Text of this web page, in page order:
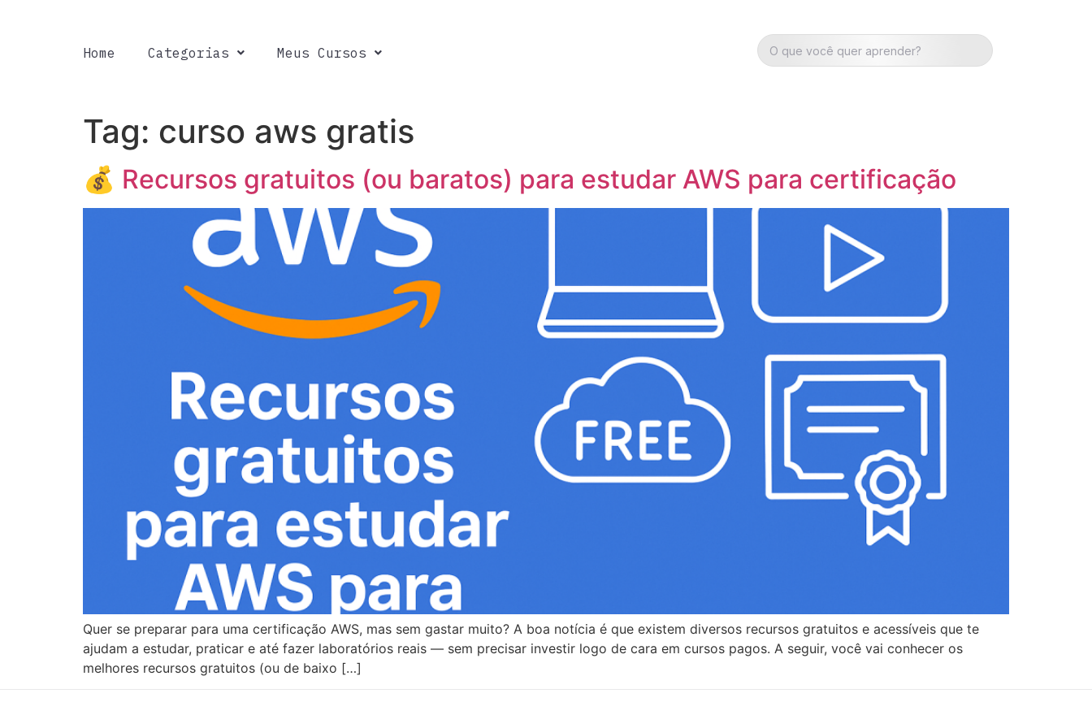
Home Categorias Meus Cursos
Tag: curso aws gratis
💰 Recursos gratuitos (ou baratos) para estudar AWS para certificação
Quer se preparar para uma certificação AWS, mas sem gastar muito? A boa notícia é que existem diversos recursos gratuitos e acessíveis que te
ajudam a estudar, praticar e até fazer laboratórios reais — sem precisar investir logo de cara em cursos pagos. A seguir, você vai conhecer os
melhores recursos gratuitos (ou de baixo […]